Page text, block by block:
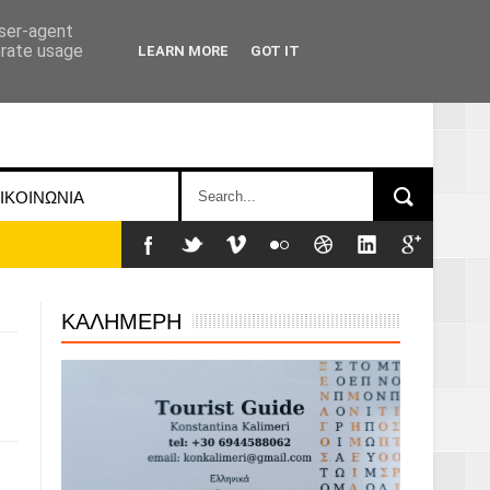
ΚΑΛΗΜΕΡΗ
agent
usage
LEARN MORE GOT IT